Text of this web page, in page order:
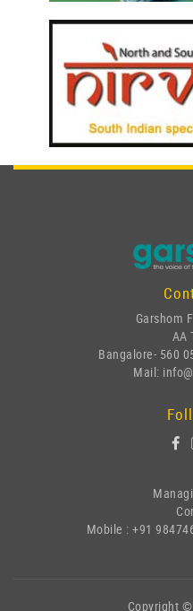
Garshom
AA
Bangalore- 560
Mail:
Mobile : +91
Copyright ©